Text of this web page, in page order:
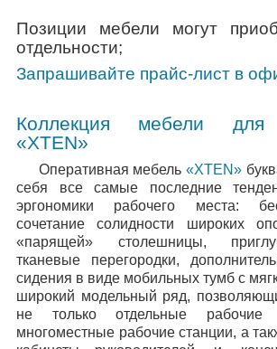
Позиции мебели могут
отдельности;
Запрашивайте прайс-лист в
Коллекция мебели для
«XTEN»
Оперативная мебель«XTEN»
себя все самые последние
эргономики рабочего места:
сочетание солидности широких
«парящей» столешницы,
тканевые перегородки,
сидения в виде мобильных тумб с
широкий модельный ряд,
не только отдельные
многоместные рабочие станции, а